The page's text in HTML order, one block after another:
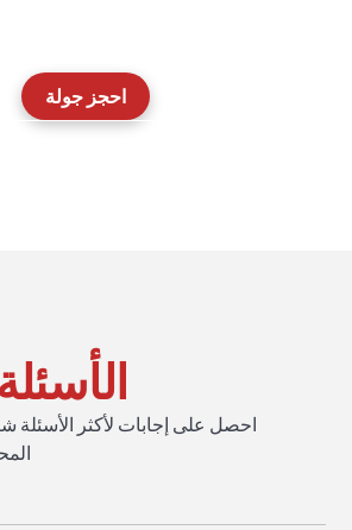
احجز جولة
احصل على إجابات لأكثر الأسئلة